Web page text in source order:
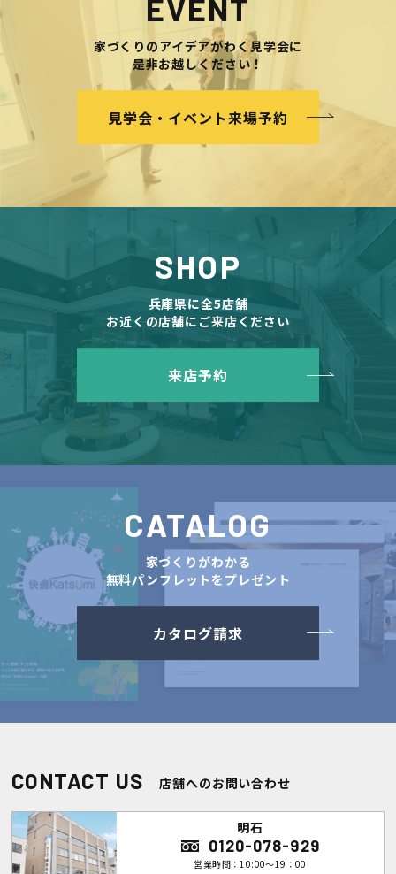
EVENT
家づくりのアイデアがわく見学会に
是非お越しください！
見学会・イベント来場予約
SHOP
兵庫県に全5店舗
お近くの店舗にご来店ください
来店予約
CATALOG
家づくりがわかる
無料パンフレットをプレゼント
カタログ請求
CONTACT US 店舗へのお問い合わせ
明石
0120-078-929
営業時間：10:00～19：00